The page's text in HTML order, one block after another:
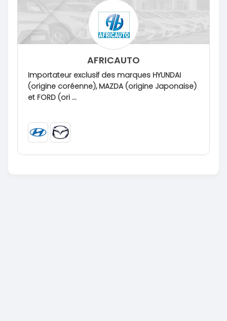
AFRICAUTO
Importateur exclusif des marques HYUNDAI
(origine coréenne), MAZDA (origine Japonaise)
et FORD (ori ...